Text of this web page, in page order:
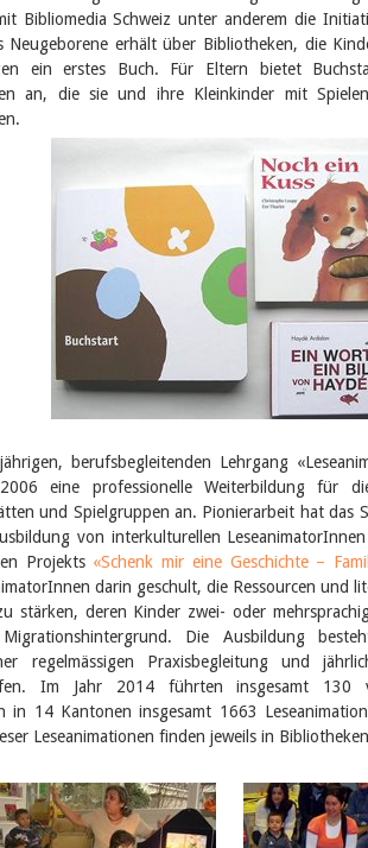
Bibliomedia Schweiz unter anderem die
Neugeborene erhält über Bibliotheken, die
ein erstes Buch. Für Eltern bietet
an, die sie und ihre Kleinkinder mit
berufsbegleitenden Lehrgang
eine professionelle Weiterbildung für
und Spielgruppen an. Pionierarbeit hat das
von interkulturellen
Projekts «Schenk mir eine Geschichte –
darin geschult, die Ressourcen und
stärken, deren Kinder zwei- oder
Die Ausbildung
regelmässigen Praxisbegleitung und
Im Jahr 2014 führten insgesamt 130
in 14 Kantonen insgesamt 1663
Leseanimationen finden jeweils in